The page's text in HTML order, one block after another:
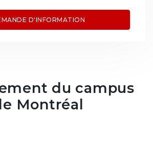
D'INFORMATION
du campus
Montréal